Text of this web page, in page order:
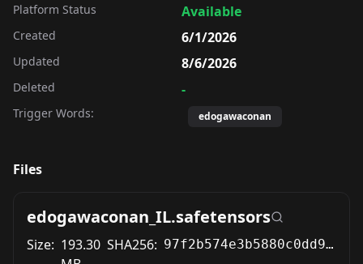
Platform Status Available
Created 6/1/2026
Updated 8/6/2026
Deleted -
Trigger Words: edogawaconan
Files
edogawaconan_IL.safetensors
Size: 193.30 SHA256: 97f2b574e3b5880c0dd93a8d2dee758b516f5c18dd1d161621206e42f757ce36